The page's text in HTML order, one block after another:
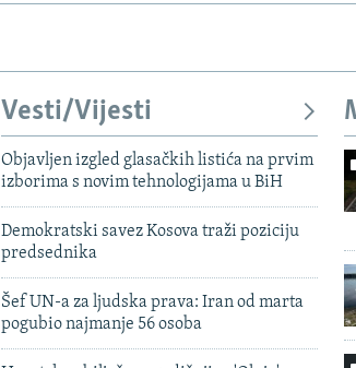
Vesti/Vijesti
Objavljen izgled glasačkih listića na prvim
izborima s novim tehnologijama u BiH
Demokratski savez Kosova traži poziciju
predsednika
Šef UN-a za ljudska prava: Iran od marta
pogubio najmanje 56 osoba